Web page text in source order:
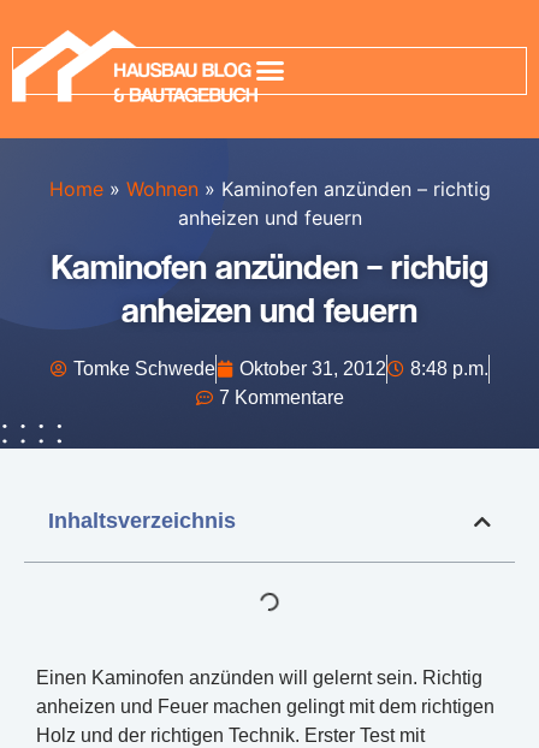
Home » Wohnen » Kaminofen anzünden – richtig
anheizen und feuern
Kaminofen anzünden – richtig
anheizen und feuern
Tomke Schwede Oktober 31, 2012
8:48 p.m.
7 Kommentare
Inhaltsverzeichnis
Einen Kaminofen anzünden will gelernt sein. Richtig
anheizen und Feuer machen gelingt mit dem richtigen
Holz und der richtigen Technik. Erster Test mit